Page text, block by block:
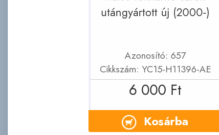
utángyártott új (2000-)
Azonosító: 657
Cikkszám: YC15-H11396-AE
6 000 Ft
Kosárba